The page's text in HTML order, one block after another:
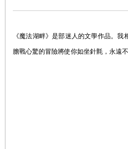
《魔法湖畔》是部迷人的文學作品。我
膽戰心驚的冒險將使你如坐針氈，永遠